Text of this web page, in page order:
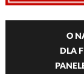
O
DLA